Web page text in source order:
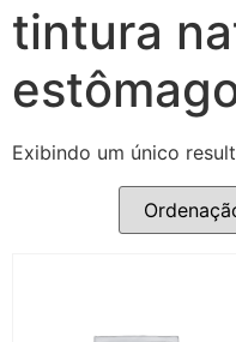
tintura
Exibindo um único